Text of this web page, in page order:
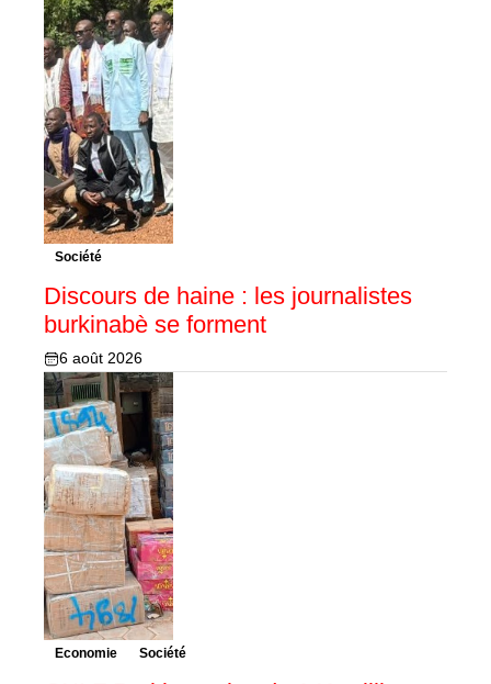
Société
Discours de haine : les journalistes
burkinabè se forment
6 août 2026
Economie Société